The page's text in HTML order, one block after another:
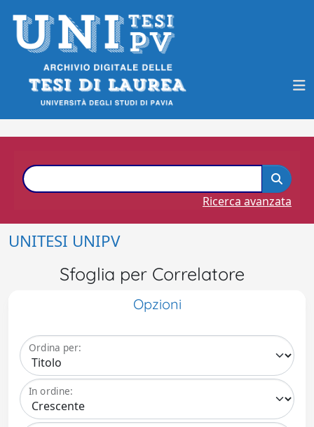
Ricerca avanzata
UNITESI UNIPV
Sfoglia per Correlatore
Opzioni
Ordina per:
In ordine: